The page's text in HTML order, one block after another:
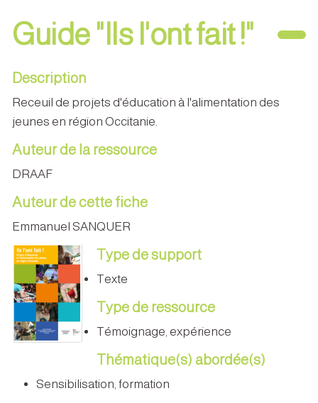
Guide "Ils l'ont fait !"
Description
Receuil de projets d'éducation à l'alimentation des
jeunes en région Occitanie.
Auteur de la ressource
DRAAF
Auteur de cette fiche
Emmanuel SANQUER
Type de support
Texte
Type de ressource
Témoignage, expérience
Thématique(s) abordée(s)
Sensibilisation, formation